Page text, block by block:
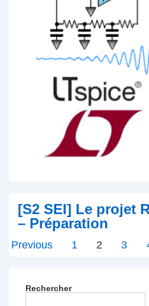
[S2 SEI] Le projet
– Préparation
Pagination
Previous 1 2 3
Rechercher